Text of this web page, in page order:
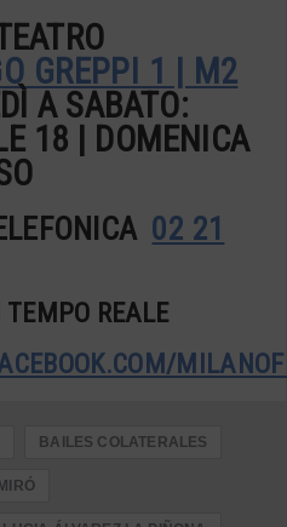
GREPPI 1 | M2
A SABATO:
18 | DOMENICA
02 21
REALE
BAILES COLATERALES